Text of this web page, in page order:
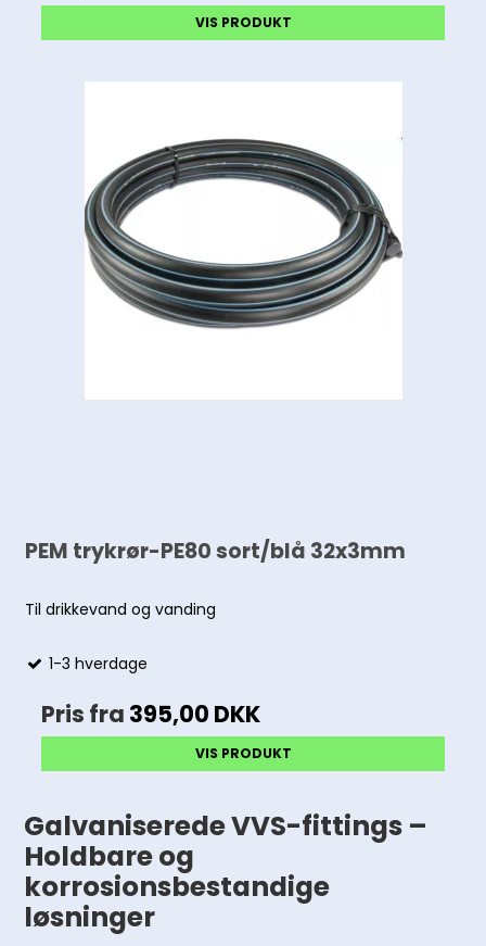
VIS PRODUKT
PEM trykrør-PE80 sort/blå 32x3mm
Til drikkevand og vanding
1-3 hverdage
Pris fra 395,00 DKK
VIS PRODUKT
Galvaniserede VVS-fittings –
Holdbare og
korrosionsbestandige
løsninger